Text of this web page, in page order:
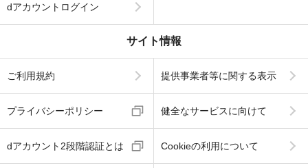
dアカウントログイン
サイト情報
ご利用規約 提供事業者等に関する表示
プライバシーポリシー 健全なサービスに向けて
dアカウント2段階認証とは Cookieの利用について